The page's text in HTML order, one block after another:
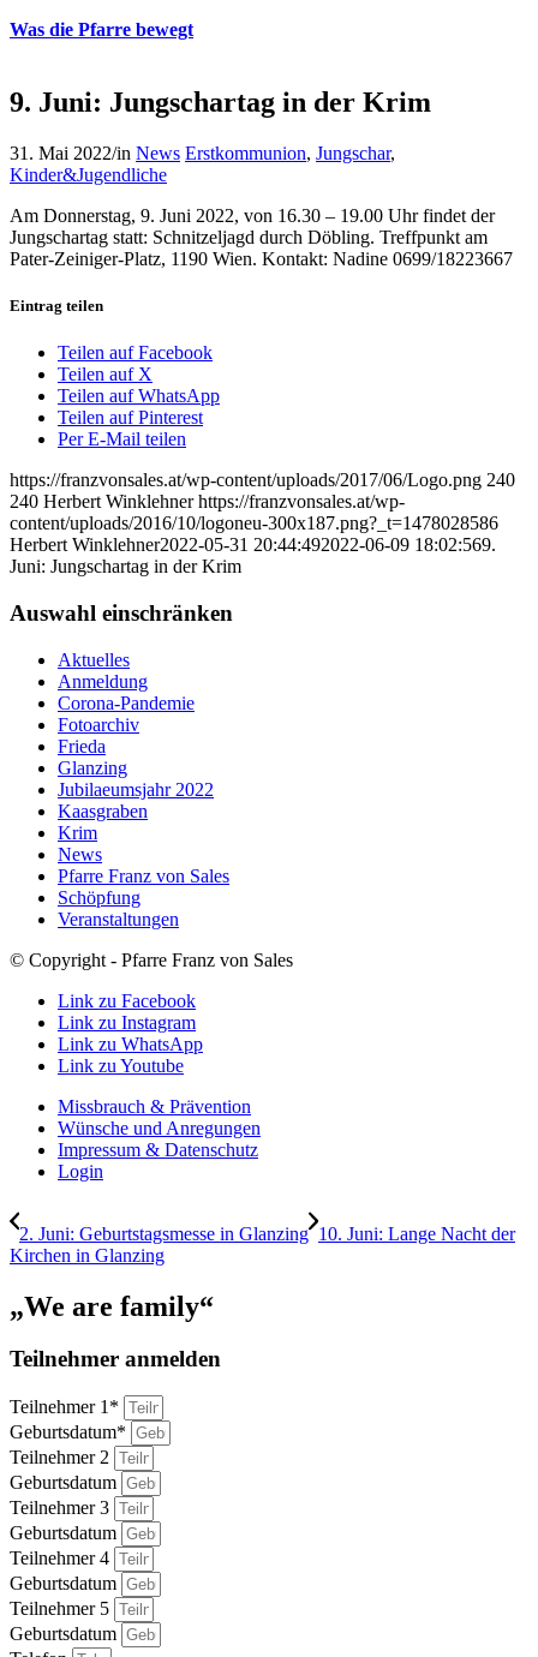
Was die Pfarre bewegt
9. Juni: Jungschartag in der Krim
31. Mai 2022/in News Erstkommunion, Jungschar,
Kinder&Jugendliche
Am Donnerstag, 9. Juni 2022, von 16.30 – 19.00 Uhr findet der
Jungschartag statt: Schnitzeljagd durch Döbling. Treffpunkt am
Pater-Zeiniger-Platz, 1190 Wien. Kontakt: Nadine 0699/18223667
Eintrag teilen
Teilen auf Facebook
Teilen auf X
Teilen auf WhatsApp
Teilen auf Pinterest
Per E-Mail teilen
https://franzvonsales.at/wp-content/uploads/2017/06/Logo.png 240
240 Herbert Winklehner https://franzvonsales.at/wp-
content/uploads/2016/10/logoneu-300x187.png?_t=1478028586
Herbert Winklehner2022-05-31 20:44:492022-06-09 18:02:569.
Juni: Jungschartag in der Krim
Auswahl einschränken
Aktuelles
Anmeldung
Corona-Pandemie
Fotoarchiv
Frieda
Glanzing
Jubilaeumsjahr 2022
Kaasgraben
Krim
News
Pfarre Franz von Sales
Schöpfung
Veranstaltungen
© Copyright - Pfarre Franz von Sales
Link zu Facebook
Link zu Instagram
Link zu WhatsApp
Link zu Youtube
Missbrauch & Prävention
Wünsche und Anregungen
Impressum & Datenschutz
Login
2. Juni: Geburtstagsmesse in Glanzing 10. Juni: Lange Nacht der
Kirchen in Glanzing
„We are family“
Teilnehmer anmelden
Teilnehmer 1*
Geburtsdatum*
Teilnehmer 2
Geburtsdatum
Teilnehmer 3
Geburtsdatum
Teilnehmer 4
Geburtsdatum
Teilnehmer 5
Geburtsdatum